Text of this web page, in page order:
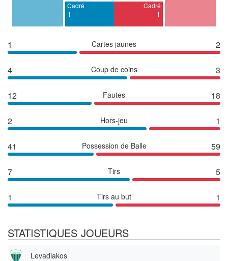
Cadré
1
Cadré
1
1 Cartes jaunes 2
4 Coup de coins 3
12 Fautes 18
2 Hors-jeu 1
41 Possession de Balle 59
7 Tirs 5
1 Tirs au but 1
STATISTIQUES JOUEURS
Levadiakos